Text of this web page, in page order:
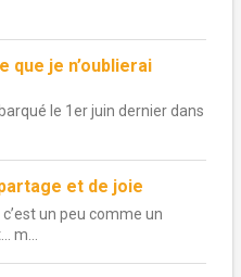
que je n’oublierai
le 1er juin dernier dans
et de joie
un peu comme un
m...